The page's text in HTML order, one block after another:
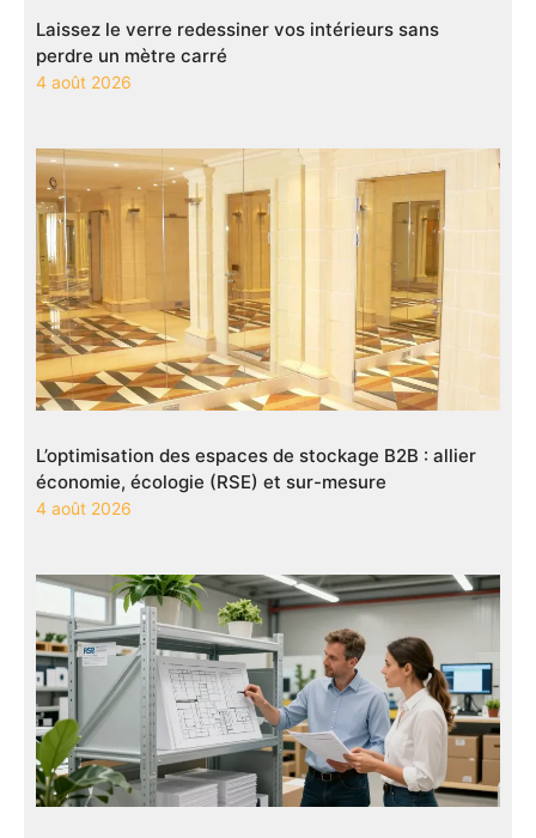
Laissez le verre redessiner vos intérieurs sans
perdre un mètre carré
4 août 2026
L’optimisation des espaces de stockage B2B : allier
économie, écologie (RSE) et sur-mesure
4 août 2026